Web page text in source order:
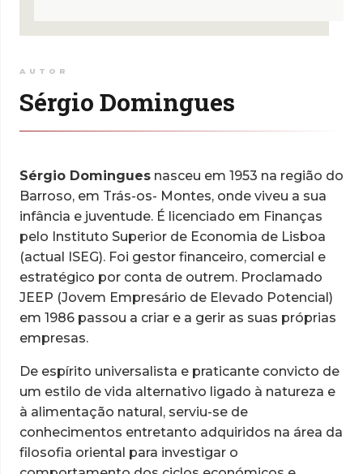
AUTOR
Sérgio Domingues
Sérgio Domingues nasceu em 1953 na região do
Barroso, em Trás-os- Montes, onde viveu a sua
infância e juventude. É licenciado em Finanças
pelo Instituto Superior de Economia de Lisboa
(actual ISEG). Foi gestor financeiro, comercial e
estratégico por conta de outrem. Proclamado
JEEP (Jovem Empresário de Elevado Potencial)
em 1986 passou a criar e a gerir as suas próprias
empresas.
De espírito universalista e praticante convicto de
um estilo de vida alternativo ligado à natureza e
à alimentação natural, serviu-se de
conhecimentos entretanto adquiridos na área da
filosofia oriental para investigar o